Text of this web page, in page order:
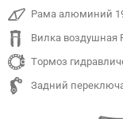
Рама алюминий
Тормоз
Задний